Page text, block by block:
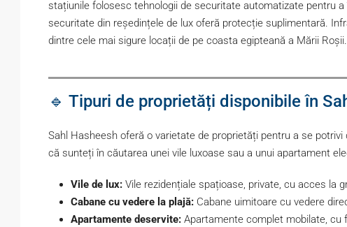
stațiunile folosesc tehnologii de securitate automatizate pentru
securitate din reședințele de lux oferă protecție suplimentară.
dintre cele mai sigure locații de pe coasta egipteană a Mării Roșii.
🔹 Tipuri de proprietăți disponibile în
Sahl Hasheesh oferă o varietate de proprietăți pentru a se
că sunteți în căutarea unei vile luxoase sau a unui apartament
Vile de lux: Vile rezidențiale spațioase, private, cu acces la
Cabane cu vedere la plajă: Cabane uimitoare cu vedere
Apartamente deservite: Apartamente complet mobilate, cu